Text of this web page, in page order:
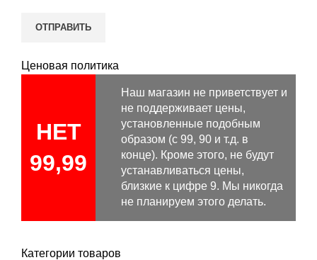
Ценовая политика
НЕТ
99,99
Наш магазин не приветствует и
не поддерживает цены,
установленные подобным
образом (с 99, 90 и т.д. в
конце). Кроме этого, не будут
устанавливаться цены,
близкие к цифре 9. Мы никогда
не планируем этого делать.
Категории товаров